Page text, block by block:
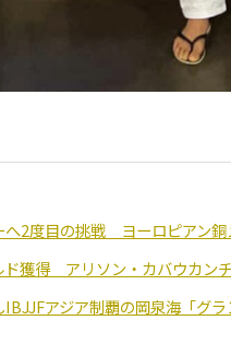
へ2度目の挑戦 ヨーロピアン
獲得 アリソン・カバウカン
アジア制覇の岡泉海「グラ